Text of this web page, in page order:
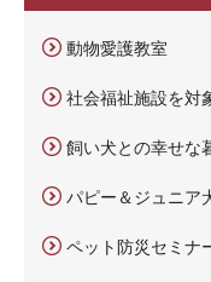
動物愛護教室
社会福祉施設を対
飼い犬との幸せな
パピー＆ジュニア
ペット防災セミナ